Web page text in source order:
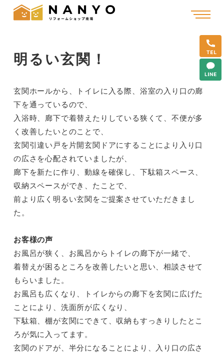
明るい玄関！
玄関ホールから、トイレに入る際、浴室の入り口の廊
下を通っているので、
入浴時、廊下で着替えたりしている狭くて、不便が多
く改善したいとのことで、
玄関引違い戸を片開玄関ドアにすることにより入り口
の広さを心配されていましたが、
廊下を新たに作り、動線を確保し、下駄箱スペース、
収納スペースができ、たことで、
前より広く明るい玄関をご提案させていただきまし
た。
お客様の声
お風呂が狭く、お風呂からトイレの廊下が一緒で、
着替えが困るところを改善したいと思い、相談させて
もらいました。
お風呂も広くなり、トイレからの廊下を玄関に広げた
ことにより、洗面所が広くなり、
下駄箱、棚が玄関にできて、収納もすっきりしたとこ
ろが気に入ってます。
玄関のドアが、半分になることにより、入り口の広さ